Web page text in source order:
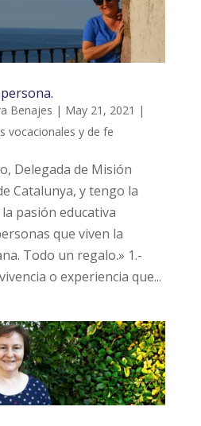
Benajes | May 21, 2021 |
vocacionales y de fe
Delegada de Misión
Catalunya, y tengo la
pasión educativa
que viven la
Todo un regalo.» 1.-
o experiencia que...